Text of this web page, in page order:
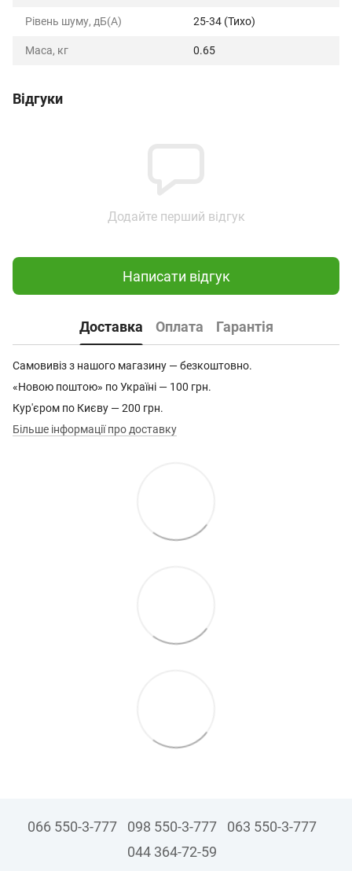
Рівень шуму, дБ(А) 25-34 (Тихо)
Маса, кг 0.65
Відгуки
Додайте перший відгук
Написати відгук
Доставка Оплата Гарантія
Самовивіз з нашого магазину — безкоштовно.
«Новою поштою» по Україні — 100 грн.
Кур'єром по Києву — 200 грн.
Більше інформації про доставку
066 550-3-777 098 550-3-777
063 550-3-777
044 364-72-59